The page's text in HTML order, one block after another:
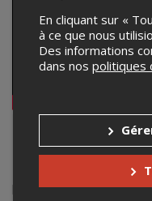
Help !
HELP! - fondé en 1999,
plus populaire
En cliquant sur «
à ce que nous
Des informations
dans nos politiques